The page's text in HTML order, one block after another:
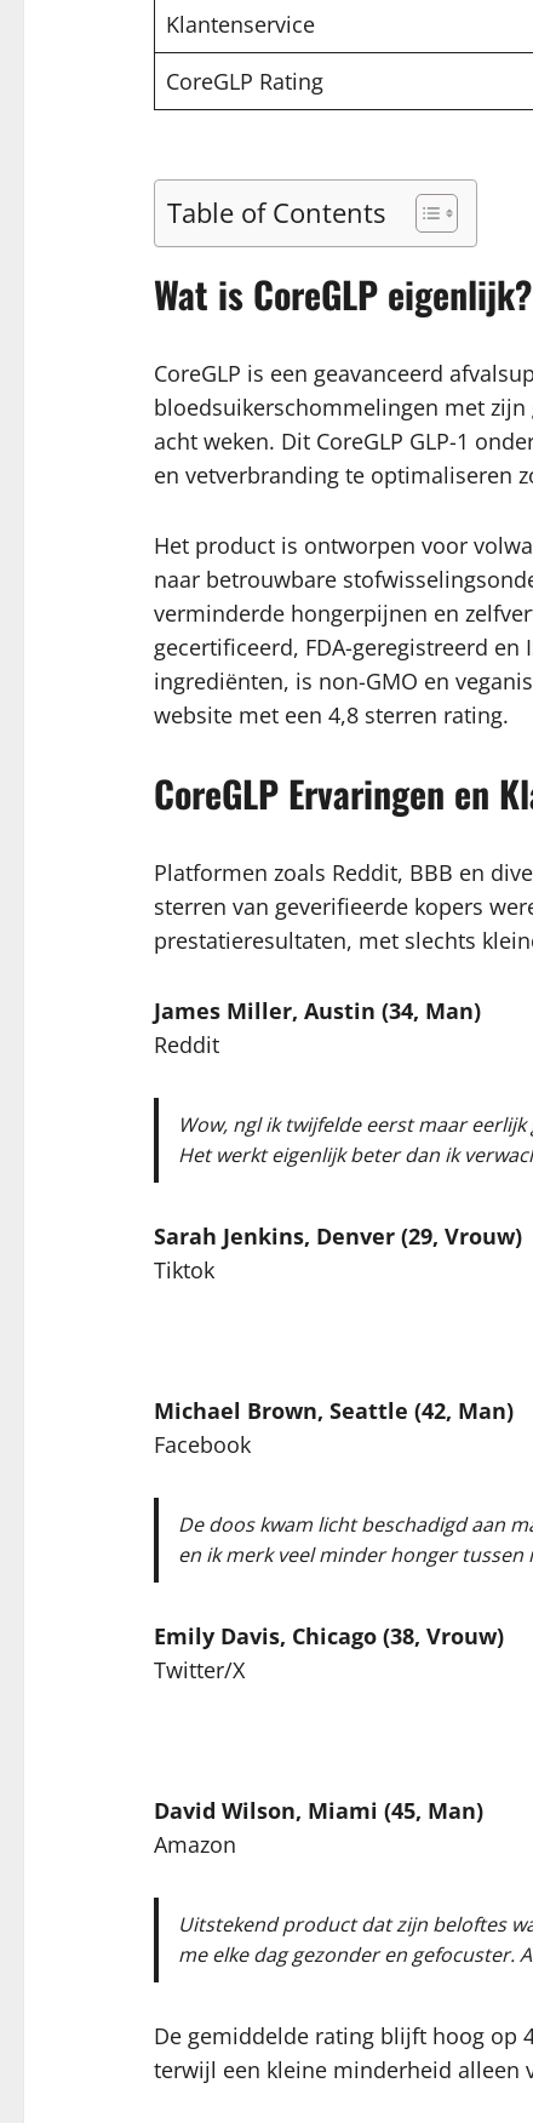
Klantenservice
CoreGLP Rating
Table of Contents
Wat is CoreGLP eigenlijk?
CoreGLP is een geavanceerd
bloedsuikerschommelingen met
acht weken. Dit CoreGLP GLP-1
en vetverbranding te optimaliseren
Het product is ontworpen voor
naar betrouwbare
verminderde hongerpijnen en
gecertificeerd, FDA-geregistreerd
ingrediënten, is non-GMO en
website met een 4,8 sterren rating.
CoreGLP Ervaringen en
Platformen zoals Reddit, BBB en
sterren van geverifieerde kopers
prestatieresultaten, met slechts
James Miller, Austin (34, Man)
Reddit
Wow, ngl ik twijfelde eerst maar
Het werkt eigenlijk beter dan ik
Sarah Jenkins, Denver (29, Vrouw)
Tiktok
Michael Brown, Seattle (42, Man)
Facebook
De doos kwam licht beschadigd aan
en ik merk veel minder honger
Emily Davis, Chicago (38, Vrouw)
Twitter/X
David Wilson, Miami (45, Man)
Amazon
Uitstekend product dat zijn beloftes
me elke dag gezonder en gefocuster.
De gemiddelde rating blijft hoog op
terwijl een kleine minderheid alleen